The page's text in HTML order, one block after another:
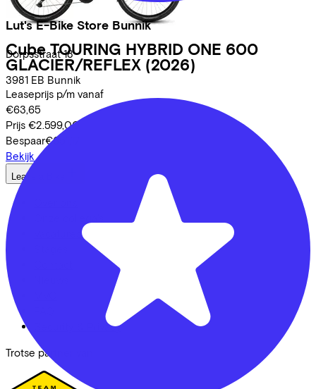
Lut's E-Bike Store Bunnik
Dorpsstraat18
3981 EB Bunnik
Cube TOURING HYBRID ONE 600
GLACIER/REFLEX (2026)
Leaseprijs p/m vanaf
€63,65
Prijs €2.599,00
Bespaar€651,17
Bekijk
Lease a Bike
Security & Privacy
Trotse partner van